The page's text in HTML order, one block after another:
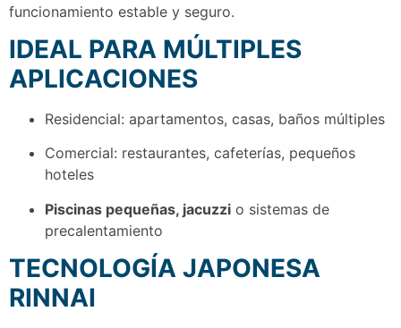
funcionamiento estable y seguro.
IDEAL PARA MÚLTIPLES
APLICACIONES
Residencial: apartamentos, casas, baños múltiples
Comercial: restaurantes, cafeterías, pequeños
hoteles
Piscinas pequeñas, jacuzzi o sistemas de
precalentamiento
TECNOLOGÍA JAPONESA
RINNAI